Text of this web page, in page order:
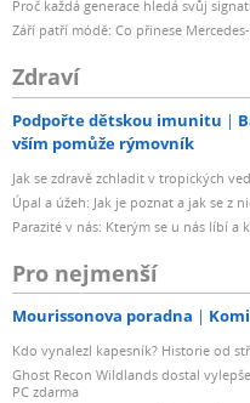
Proč každá generace hledá svůj
Září patří módě: Co přinese
Zdraví
Podpořte dětskou imunitu
vším pomůže rýmovník
Jak se zdravě zchladit v tropických
Úpal a úžeh: Jak je poznat a jak se z
Parazité v nás: Kterým se u nás líbí a
Pro nejmenší
Mourissonova poradna
Kdo vynalezl kapesník? Historie od
Ghost Recon Wildlands dostal
PC zdarma